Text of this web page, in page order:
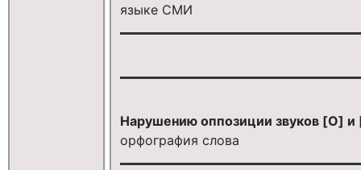
языке СМИ
Нарушению оппозиции звуков [O]
орфография слова